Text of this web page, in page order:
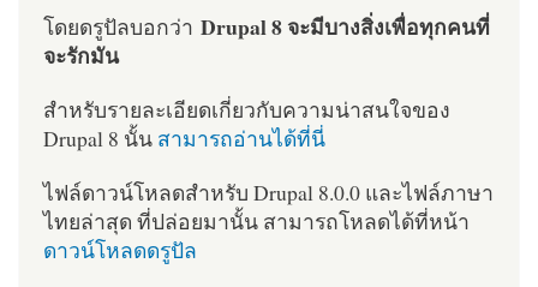
โดยดรูปัลบอกว่า Drupal 8 จะมีบางสิ่งเพื่อทุกคนที่
จะรักมัน
สำหรับรายละเอียดเกี่ยวกับความน่าสนใจของ
Drupal 8 นั้น สามารถอ่านได้ที่นี่
ไฟล์ดาวน์โหลดสำหรับ Drupal 8.0.0 และไฟล์ภาษา
ไทยล่าสุด ที่ปล่อยมานั้น สามารถโหลดได้ที่หน้า
ดาวน์โหลดดรูปัล